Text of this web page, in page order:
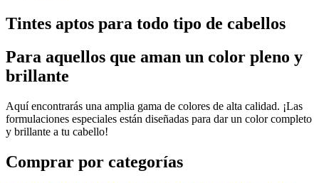
Tintes aptos para todo tipo de cabellos
Para aquellos que aman un color pleno y
brillante
Aquí encontrarás una amplia gama de colores de alta calidad. ¡Las
formulaciones especiales están diseñadas para dar un color completo
y brillante a tu cabello!
Comprar por categorías